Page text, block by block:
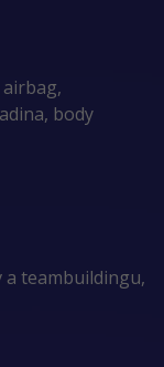
body
a teambuildingu,